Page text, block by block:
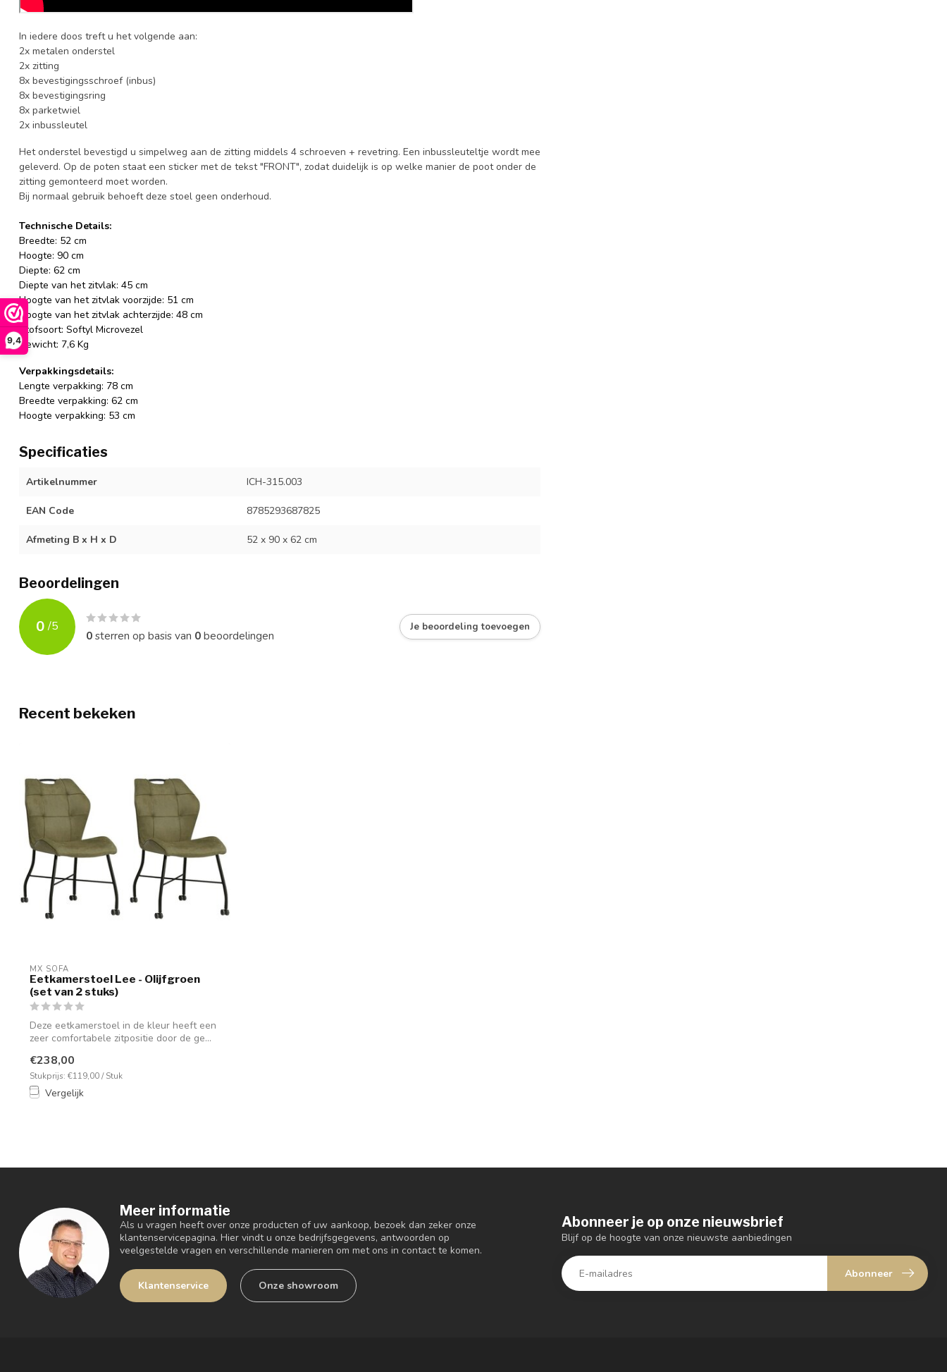
9,4
In iedere doos treft u het volgende aan:
2x metalen onderstel
2x zitting
8x bevestigingsschroef (inbus)
8x bevestigingsring
8x parketwiel
2x inbussleutel
Het onderstel bevestigd u simpelweg aan de zitting middels 4 schroeven + revetring. Een inbussleuteltje wordt mee
geleverd. Op de poten staat een sticker met de tekst "FRONT", zodat duidelijk is op welke manier de poot onder de
zitting gemonteerd moet worden.
Bij normaal gebruik behoeft deze stoel geen onderhoud.
Technische Details:
Breedte: 52 cm
Hoogte: 90 cm
Diepte: 62 cm
Diepte van het zitvlak: 45 cm
Hoogte van het zitvlak voorzijde: 51 cm
Hoogte van het zitvlak achterzijde: 48 cm
Stofsoort: Softyl Microvezel
Gewicht: 7,6 Kg
Verpakkingsdetails:
Lengte verpakking: 78 cm
Breedte verpakking: 62 cm
Hoogte verpakking: 53 cm
Specificaties
Artikelnummer ICH-315.003
EAN Code 8785293687825
Afmeting B x H x D 52 x 90 x 62 cm
Beoordelingen
0 /5
0sterren op basis van 0beoordelingen
Je beoordeling toevoegen
Recent bekeken
MX SOFA
Eetkamerstoel Lee - Olijfgroen
(set van 2 stuks)
Deze eetkamerstoel in de kleur heeft een
zeer comfortabele zitpositie door de ge...
€238,00
Stukprijs: €119,00 / Stuk
Vergelijk
Meer informatie
Als u vragen heeft over onze producten of uw aankoop, bezoek dan zeker onze
klantenservicepagina. Hier vindt u onze bedrijfsgegevens, antwoorden op
veelgestelde vragen en verschillende manieren om met ons in contact te komen.
Klantenservice Onze showroom
Abonneer je op onze nieuwsbrief
Blijf op de hoogte van onze nieuwste aanbiedingen
Abonneer